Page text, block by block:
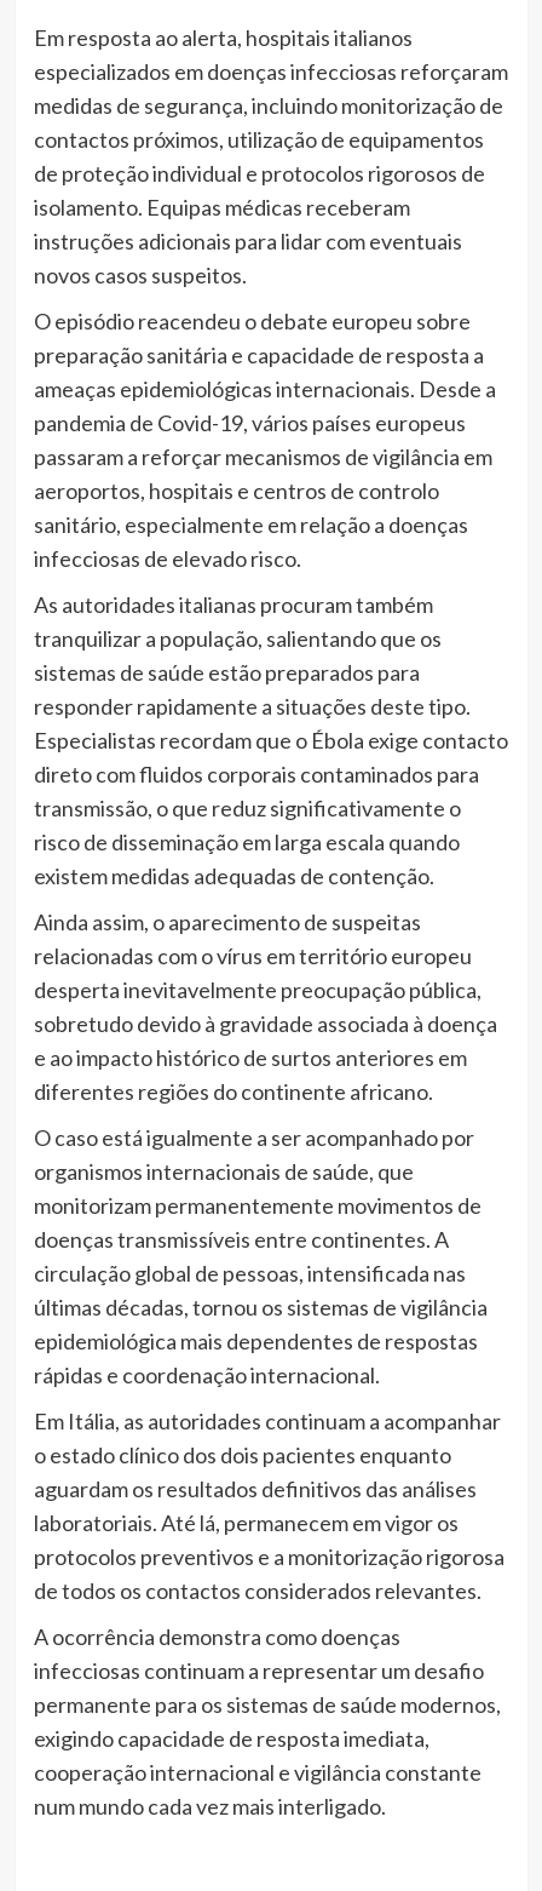
Em resposta ao alerta, hospitais italianos
especializados em doenças infecciosas reforçaram
medidas de segurança, incluindo monitorização de
contactos próximos, utilização de equipamentos
de proteção individual e protocolos rigorosos de
isolamento. Equipas médicas receberam
instruções adicionais para lidar com eventuais
novos casos suspeitos.
O episódio reacendeu o debate europeu sobre
preparação sanitária e capacidade de resposta a
ameaças epidemiológicas internacionais. Desde a
pandemia de Covid-19, vários países europeus
passaram a reforçar mecanismos de vigilância em
aeroportos, hospitais e centros de controlo
sanitário, especialmente em relação a doenças
infecciosas de elevado risco.
As autoridades italianas procuram também
tranquilizar a população, salientando que os
sistemas de saúde estão preparados para
responder rapidamente a situações deste tipo.
Especialistas recordam que o Ébola exige contacto
direto com fluidos corporais contaminados para
transmissão, o que reduz significativamente o
risco de disseminação em larga escala quando
existem medidas adequadas de contenção.
Ainda assim, o aparecimento de suspeitas
relacionadas com o vírus em território europeu
desperta inevitavelmente preocupação pública,
sobretudo devido à gravidade associada à doença
e ao impacto histórico de surtos anteriores em
diferentes regiões do continente africano.
O caso está igualmente a ser acompanhado por
organismos internacionais de saúde, que
monitorizam permanentemente movimentos de
doenças transmissíveis entre continentes. A
circulação global de pessoas, intensificada nas
últimas décadas, tornou os sistemas de vigilância
epidemiológica mais dependentes de respostas
rápidas e coordenação internacional.
Em Itália, as autoridades continuam a acompanhar
o estado clínico dos dois pacientes enquanto
aguardam os resultados definitivos das análises
laboratoriais. Até lá, permanecem em vigor os
protocolos preventivos e a monitorização rigorosa
de todos os contactos considerados relevantes.
A ocorrência demonstra como doenças
infecciosas continuam a representar um desafio
permanente para os sistemas de saúde modernos,
exigindo capacidade de resposta imediata,
cooperação internacional e vigilância constante
num mundo cada vez mais interligado.